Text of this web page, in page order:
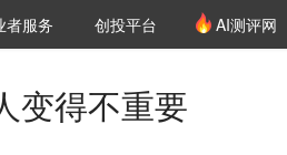
投氪堂
者服务 创投平台 AI测评网
变得不重要